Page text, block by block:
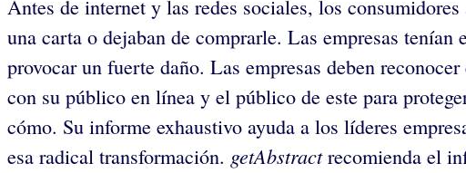
Antes de internet y las redes sociales, los
una carta o dejaban de comprarle. Las empresas
provocar un fuerte daño. Las empresas deben
con su público en línea y el público de este para
cómo. Su informe exhaustivo ayuda a los líderes
esa radical transformación. getAbstractrecomienda el